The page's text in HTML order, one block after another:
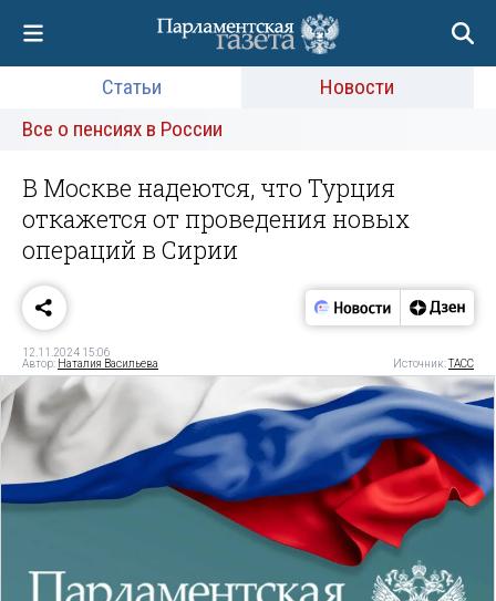
Статьи
Новости
Все о пенсиях в России
В Москве надеются, что Турция
откажется от проведения новых
операций в Сирии
12.11.2024 15:06
Автор: Наталия Васильева Источник:ТАСС